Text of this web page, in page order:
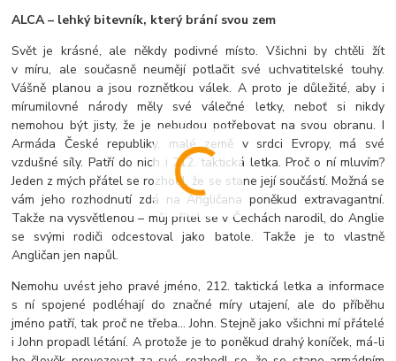
ALCA – lehký bitevník, který brání svou zem
Svět je krásné, ale někdy podivné místo. Všichni by chtěli žít
v míru, ale současně neumějí potlačit své uchvatitelské touhy.
Vášně planou a jsou roznětkou válek. A proto je důležité, aby i
mírumilovné národy měly své válečné letky, neboť si nikdy
nemohou být jisty, že je nebudou potřebovat na svou obranu. I
Armáda České republiky, malé země v srdci Evropy, má své
vzdušné síly. Patří do nich i 212. taktická letka. Proč o ní mluvím?
Jeden z mých přátel se rozhodl, že se stane její součástí. Možná se
vám jeho rozhodnutí zdá na Angličana poněkud extravagantní.
Takže na vysvětlenou – můj přítel se v Čechách narodil, do Anglie
se svými rodiči odcestoval jako batole. Takže je to vlastně
Angličan jen napůl.
Nemohu uvést jeho pravé jméno, 212. taktická letka a informace
s ní spojené podléhají do značné míry utajení, ale do příběhu
jméno patří, tak proč ne třeba… John. Stejně jako všichni mí přátelé
i John propadl létání. A protože je to poněkud drahý koníček, má-li